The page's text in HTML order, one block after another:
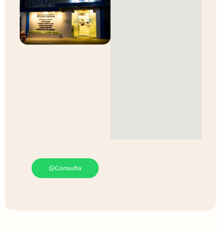
Consulta